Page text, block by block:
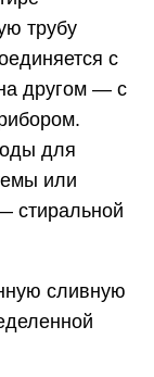
трубу
с
другом — с
для
или
стиральной
сливную